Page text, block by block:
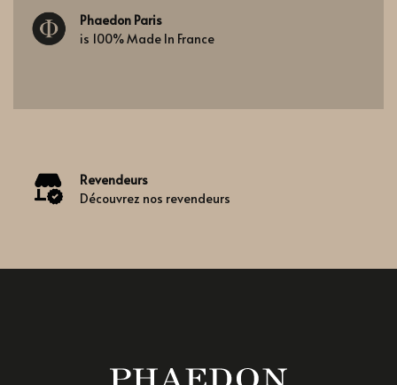
Phaedon Paris
is 100% Made In France
Revendeurs
Découvrez nos revendeurs